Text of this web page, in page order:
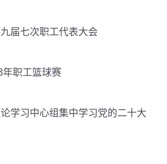
届七次职工代表大会
年职工篮球赛
学习中心组集中学习党的二十大